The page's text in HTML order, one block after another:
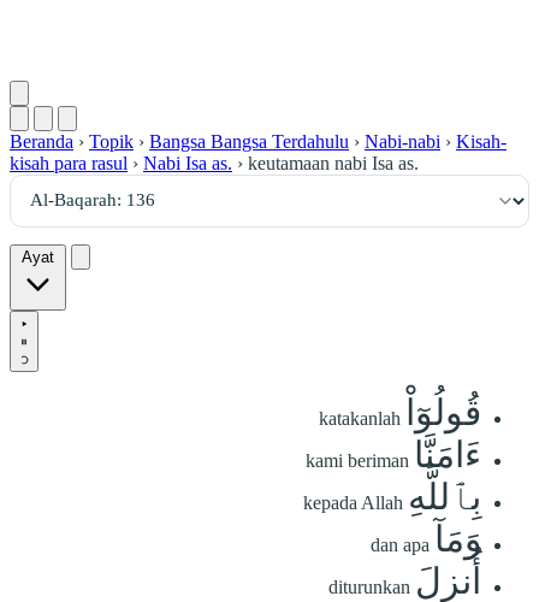
Beranda › Topik › Bangsa Bangsa Terdahulu › Nabi-nabi › Kisah-
kisah para rasul › Nabi Isa as. › keutamaan nabi Isa as.
Ayat
قُولُوٓاْ katakanlah
ءَامَنَّا kami beriman
بِٱللَّهِ kepada Allah
وَمَآ dan apa
أُنزِلَ diturunkan